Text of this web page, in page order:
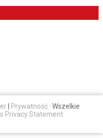
| Prywatność· Wszelkie
Privacy Statement